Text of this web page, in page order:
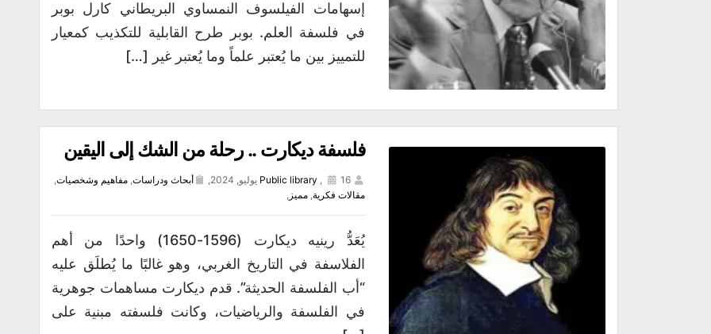
إسهامات الفيلسوف النمساوي البريطاني كارل بوبر
في فلسفة العلم. بوبر طرح القابلية للتكذيب كمعيار
للتمييز بين ما يُعتبر علماً وما يُعتبر غير […]
فلسفة ديكارت .. رحلة من الشك إلى اليقين
Public library , 16 يوليو, 2024, أبحاث ودراسات,مفاهيم وشخصيات,
مقالات فكرية,مميز,
يُعَدُّ رينيه ديكارت (1596-1650) واحدًا من أهم
الفلاسفة في التاريخ الغربي، وهو غالبًا ما يُطلَق عليه
“أب الفلسفة الحديثة”. قدم ديكارت مساهمات جوهرية
في الفلسفة والرياضيات، وكانت فلسفته مبنية على